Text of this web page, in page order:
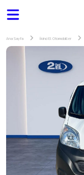
Ana Sayfa İkinci El Otomobiller